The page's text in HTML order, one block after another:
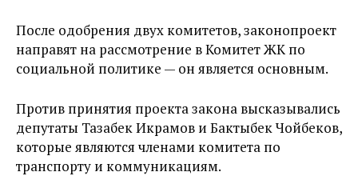
После одобрения двух комитетов, законопроект
направят на рассмотрение в Комитет ЖК по
социальной политике — он является основным.
Против принятия проекта закона высказывались
депутаты Тазабек Икрамов и Бактыбек Чойбеков,
которые являются членами комитета по
транспорту и коммуникациям.